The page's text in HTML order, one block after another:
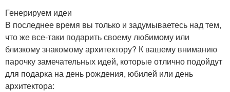
Генерируем идеи
В последнее время вы только и задумываетесь над тем,
что же все-таки подарить своему любимому или
близкому знакомому архитектору? К вашему вниманию
парочку замечательных идей, которые отлично подойдут
для подарка на день рождения, юбилей или день
архитектора: